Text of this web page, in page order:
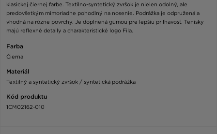
klasickej čiernej farbe. Textilno-syntetický zvršok je nielen odolný, ale
predovšetkým mimoriadne pohodlný na nosenie. Podrážka je odpružená a
vhodná na rôzne povrchy. Je doplnená gumou pre lepšiu priľnavosť. Tenisky
majú reflexné detaily a charakteristické logo Fila.
Farba
Čierna
Materiál
Textilný a syntetický zvršok / syntetická podráźka
Kód produktu
1CM02162-010